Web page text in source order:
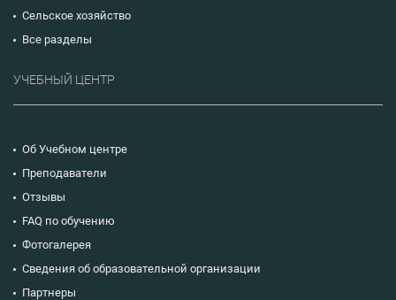
Сельское хозяйство
Все разделы
УЧЕБНЫЙ ЦЕНТР
Об Учебном центре
Преподаватели
Отзывы
FAQ по обучению
Фотогалерея
Сведения об образовательной организации
Партнеры